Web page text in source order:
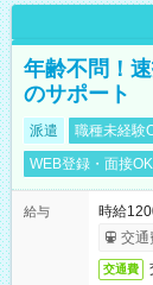
年齢不問！
のサポート
派遣 職種未経験
WEB登録・面接OK
給与
時給
交通
交通費